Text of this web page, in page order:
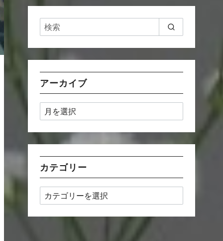
アーカイブ
ア
ー
カ
ブ
カテゴリー
カ
テ
ゴ